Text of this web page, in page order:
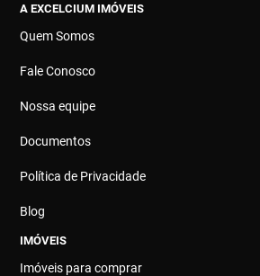
A EXCELCIUM IMÓVEIS
Quem Somos
Fale Conosco
Nossa equipe
Documentos
Política de Privacidade
Blog
IMÓVEIS
Imóveis para comprar